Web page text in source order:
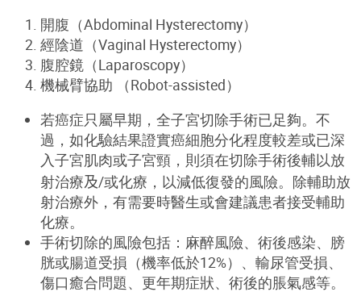
開腹（Abdominal Hysterectomy）
經陰道（Vaginal Hysterectomy）
腹腔鏡（Laparoscopy）
機械臂協助 （Robot-assisted）
若癌症只屬早期，全子宮切除手術已足夠。不
過，如化驗結果證實癌細胞分化程度較差或已深
入子宮肌肉或子宮頸，則須在切除手術後輔以放
射治療及/或化療，以減低復發的風險。除輔助放
射治療外，有需要時醫生或會建議患者接受輔助
化療。
手術切除的風險包括：麻醉風險、術後感染、膀
胱或腸道受損（機率低於12%）、輸尿管受損、
傷口癒合問題、更年期症狀、術後的脹氣感等。